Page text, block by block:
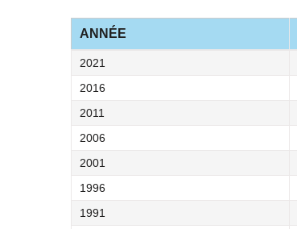
ANNÉE
2021
2016
2011
2006
2001
1996
1991